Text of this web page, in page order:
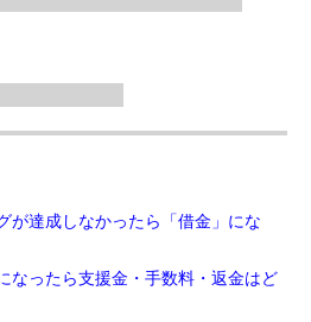
が達成しなかったら「借金」にな
なったら支援金・手数料・返金はど